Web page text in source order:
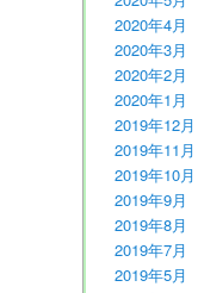
2020年4月
2020年3月
2020年2月
2020年1月
2019年12月
2019年11月
2019年10月
2019年9月
2019年8月
2019年7月
2019年5月